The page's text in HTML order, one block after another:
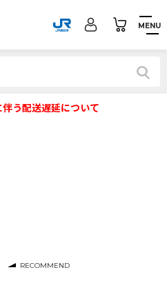
MENU
う配送遅延について
RECOMMEND